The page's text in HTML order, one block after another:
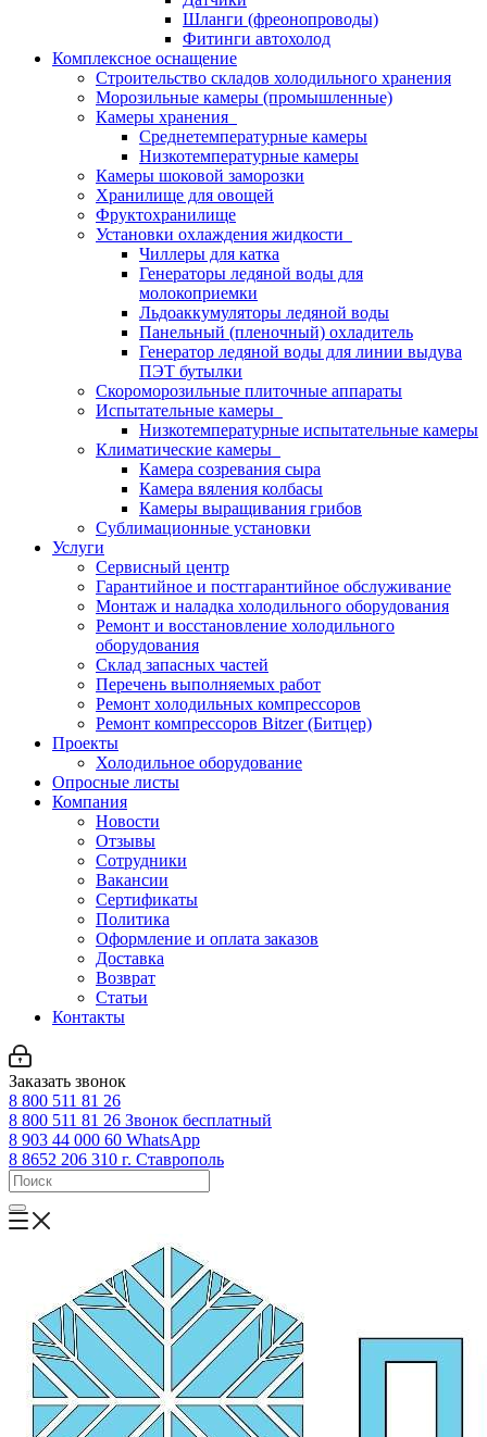
Шланги (фреонопроводы)
Фитинги автохолод
Комплексное оснащение
Строительство складов холодильного хранения
Морозильные камеры (промышленные)
Камеры хранения
Среднетемпературные камеры
Низкотемпературные камеры
Камеры шоковой заморозки
Хранилище для овощей
Фруктохранилище
Установки охлаждения жидкости
Чиллеры для катка
Генераторы ледяной воды для
молокоприемки
Льдоаккумуляторы ледяной воды
Панельный (пленочный) охладитель
Генератор ледяной воды для линии выдува
ПЭТ бутылки
Скороморозильные плиточные аппараты
Испытательные камеры
Низкотемпературные испытательные камеры
Климатические камеры
Камера созревания сыра
Камера вяления колбасы
Камеры выращивания грибов
Сублимационные установки
Услуги
Сервисный центр
Гарантийное и постгарантийное обслуживание
Монтаж и наладка холодильного оборудования
Ремонт и восстановление холодильного
оборудования
Склад запасных частей
Перечень выполняемых работ
Ремонт холодильных компрессоров
Ремонт компрессоров Bitzer (Битцер)
Проекты
Холодильное оборудование
Опросные листы
Компания
Новости
Отзывы
Сотрудники
Вакансии
Сертификаты
Политика
Оформление и оплата заказов
Доставка
Возврат
Статьи
Контакты
Заказать звонок
8 800 511 81 26
8 800 511 81 26 Звонок бесплатный
8 903 44 000 60 WhatsАpp
8 8652 206 310 г. Ставрополь